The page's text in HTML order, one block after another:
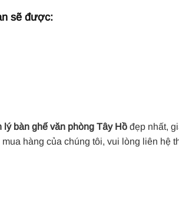
sẽ được:
lý bàn ghế văn phòng Tây Hồ đẹp nhất,
hàng của chúng tôi, vui lòng liên hệ